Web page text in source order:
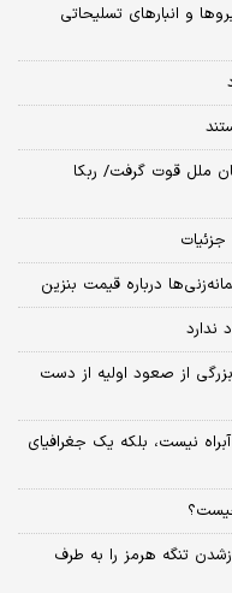
و انبارهای تسلیحاتی
ملل قوت گرفت/ ربکا
درباره قیمت بنزین
ندارد
از صعود اولیه از دست
نیست، بلکه یک جغرافیای
تنگه هرمز را به طرف